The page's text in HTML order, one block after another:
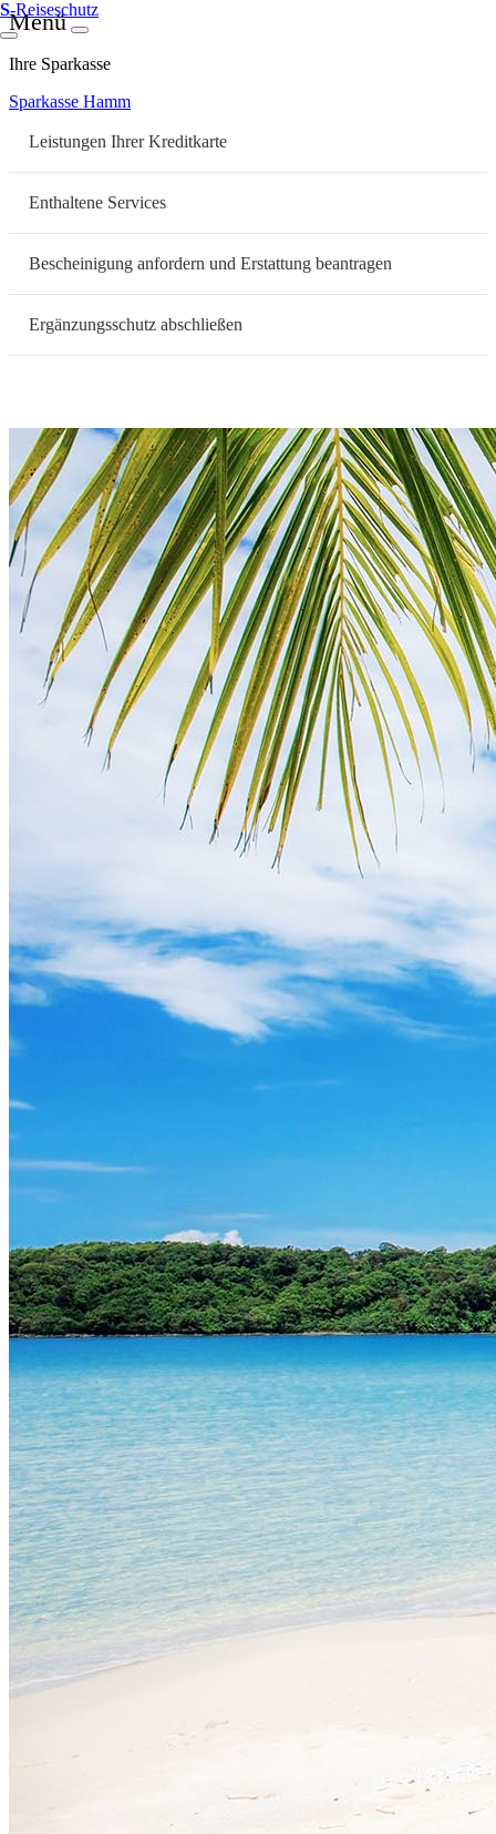
S-Reiseschutz
Menü
Ihre Sparkasse
Sparkasse Hamm
Leistungen Ihrer Kreditkarte
Enthaltene Services
Bescheinigung anfordern und Erstattung beantragen
Ergänzungsschutz abschließen